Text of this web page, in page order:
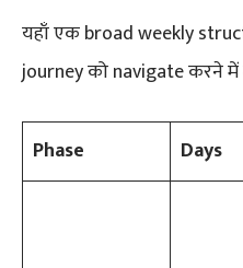
यहाँ एक broad weekly
journey को navigate करने में
Phase Days